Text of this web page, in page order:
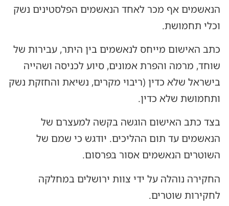
הנאשמים אף מכר לאחד הנאשמים הפלסטינים נשק
וכלי תחמושת.
כתב האישום מייחס לנאשמים בין היתר, עבירות של
שוחד, מרמה והפרת אמונים, סיוע לכניסה ושהייה
בישראל שלא כדין (ריבוי מקרים, נשיאת והחזקת נשק
ותחמושת שלא כדין.
בצד כתב האישום הוגשה בקשה למעצרם של
הנאשמים עד תום ההליכים. יודגש כי שמם של
השוטרים הנאשמים אסור בפרסום.
החקירה נוהלה על ידי צוות ירושלים במחלקה
לחקירות שוטרים.